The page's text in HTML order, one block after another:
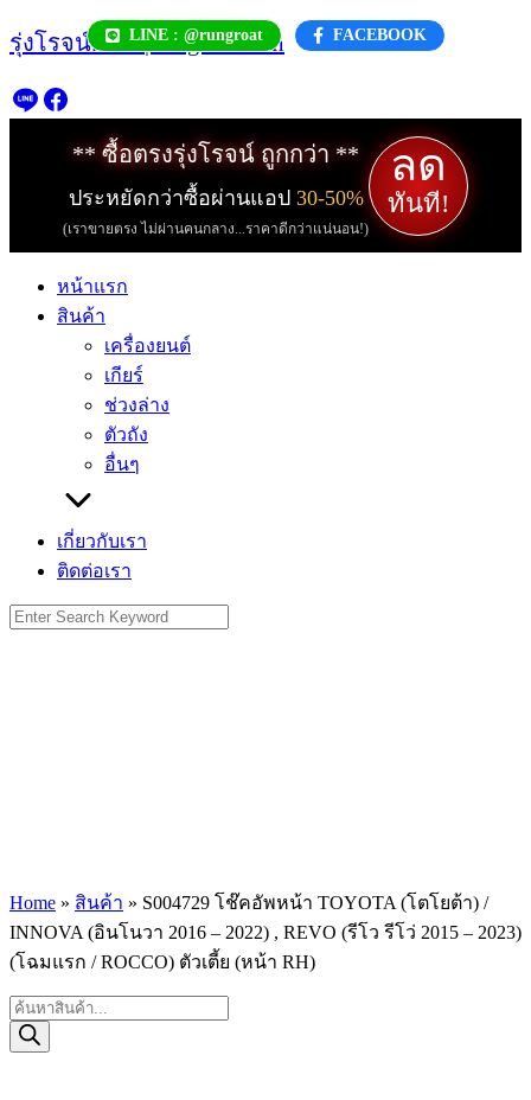
Skip
to
LINE : @rungroat FACEBOOK
รุ่งโรจน์.com | rungroat.com
** ซื้อตรงรุ่งโรจน์ ถูกกว่า **
ประหยัดกว่าซื้อผ่านแอป 30-50%
(เราขายตรง ไม่ผ่านคนกลาง...ราคาดีกว่าแน่นอน!)
ลด
ทันที!
หน้าแรก
สินค้า
เครื่องยนต์
เกียร์
ช่วงล่าง
ตัวถัง
อื่นๆ
เกี่ยวกับเรา
ติดต่อเรา
Search
for:
Home » สินค้า » S004729 โช๊คอัพหน้า TOYOTA (โตโยต้า) /
INNOVA (อินโนวา 2016 – 2022) , REVO (รีโว รีโว่ 2015 – 2023)
(โฉมแรก / ROCCO) ตัวเตี้ย (หน้า RH)
Products
search